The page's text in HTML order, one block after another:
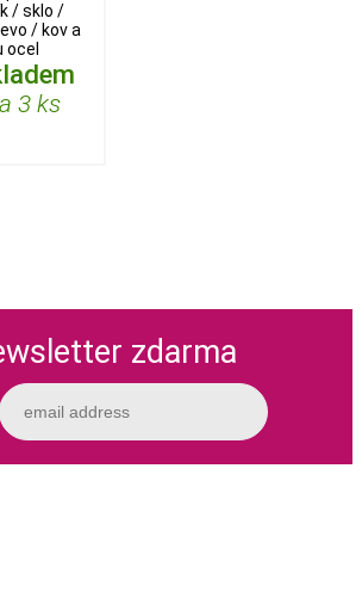
/ sklo /
/ kov a
ocel
3 ks
zdarma